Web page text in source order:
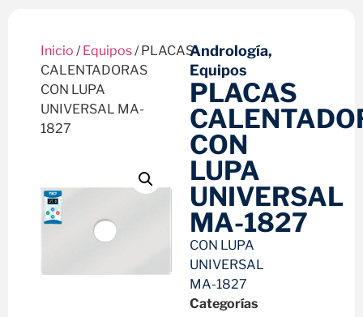
Inicio /Equipos/ PLACAS
CALENTADORAS
CON LUPA
UNIVERSAL MA-
1827
Andrología,
Equipos
PLACAS
CON
LUPA
UNIVERSAL
MA-1827
CON LUPA
UNIVERSAL
MA-1827
Categorías